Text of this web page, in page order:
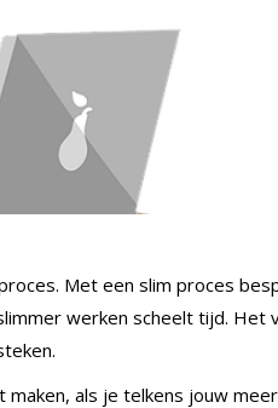
Met een slim proces
werken scheelt tijd. Het
als je telkens jouw